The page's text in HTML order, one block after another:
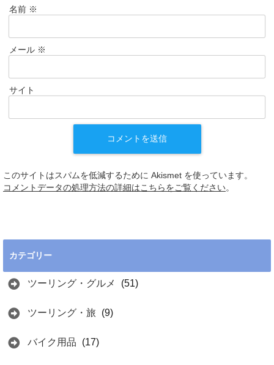
名前 ※
メール ※
サイト
このサイトはスパムを低減するために Akismet を使っています。
コメントデータの処理方法の詳細はこちらをご覧ください。
カテゴリー
ツーリング・グルメ (51)
ツーリング・旅 (9)
バイク用品 (17)